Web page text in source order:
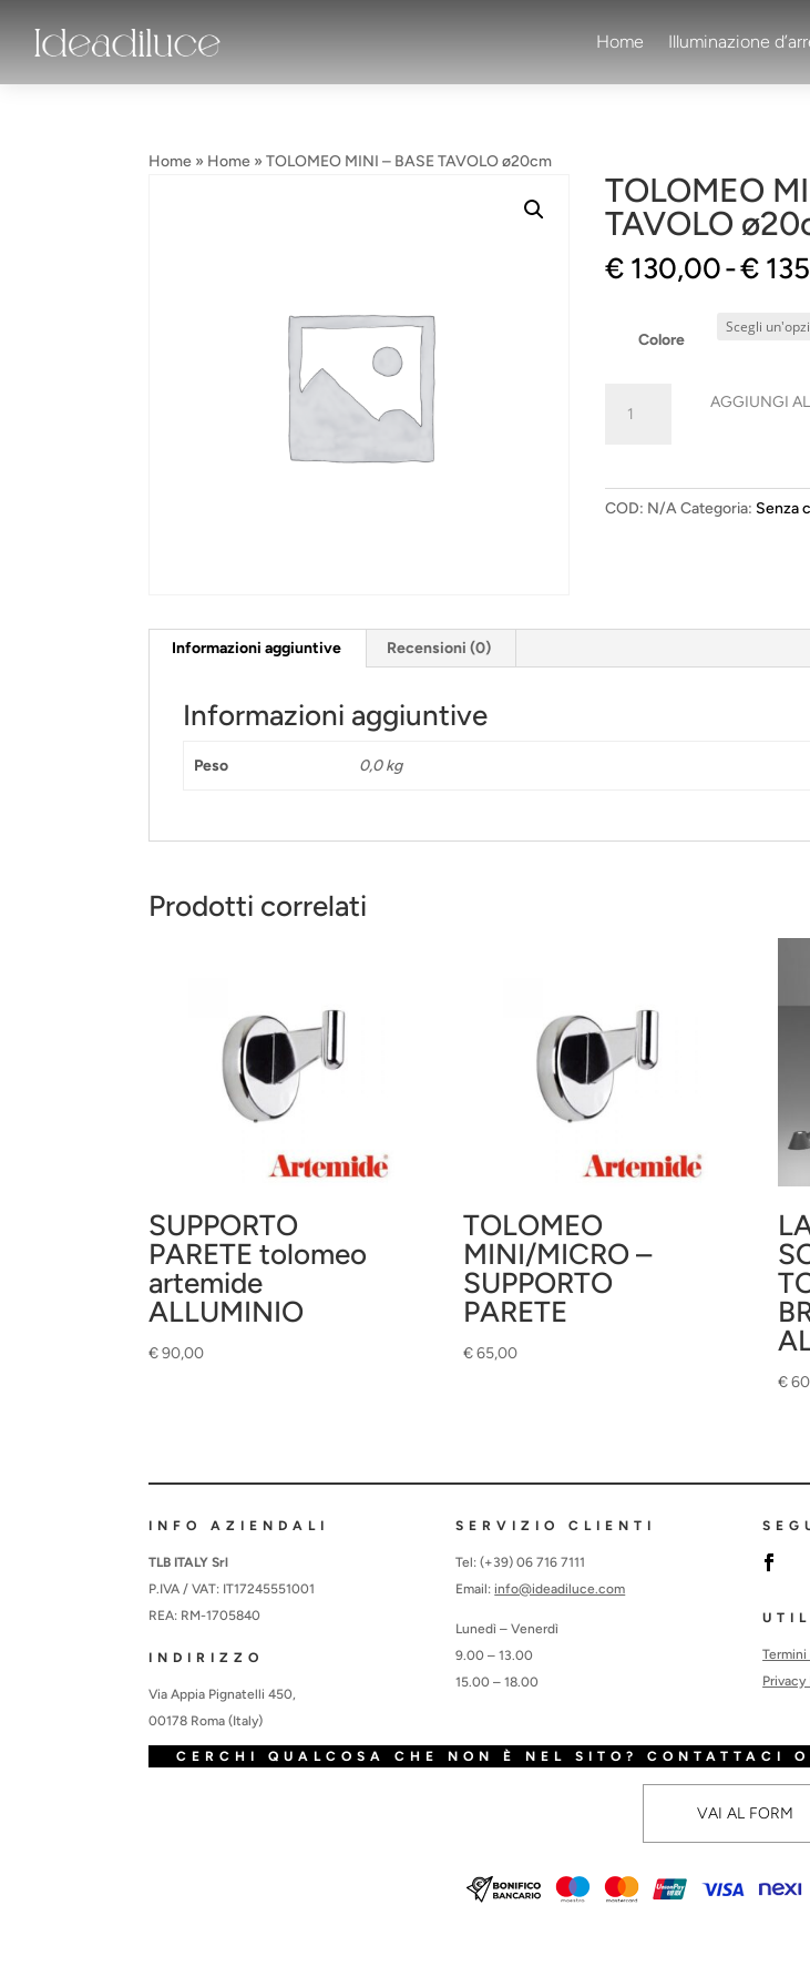
Home Illuminazione
Home » Home »TOLOMEO MINI – BASE TAVOLO ø20cm
TOLOMEO
TAVOLO
€ 130,00-€
Colore
MINI
TAVOLO
AGGIUNGI
COD: N/ACategoria: Senza
Informazioni aggiuntive Recensioni (0)
Informazioni aggiuntive
Peso 0,0 kg
Prodotti correlati
SUPPORTO
PARETE tolomeo
artemide
ALLUMINIO
€90,00
TOLOMEO
MINI/MICRO –
SUPPORTO
PARETE
€65,00
€
INFO AZIENDALI
TLB ITALY Srl
P.IVA / VAT: IT17245551001
REA: RM-1705840
INDIRIZZO
Via Appia Pignatelli 450,
00178 Roma (Italy)
SERVIZIO CLIENTI
Tel: (+39) 06 716 7111
Email: info@ideadiluce.com
Lunedì – Venerdì
9.00 – 13.00
15.00 – 18.00
Termini
Privacy
CERCHI QUALCOSA CHE NON È NEL SITO? CONTATTACI
VAI AL FORM